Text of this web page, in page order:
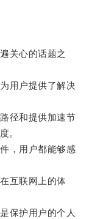
关心的话题之
用户提供了解决
径和提供加速节
。
，用户都能够感
互联网上的体
保护用户的个人